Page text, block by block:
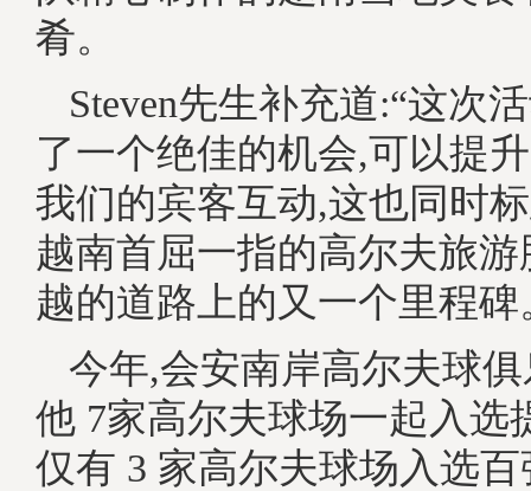
肴。
Steven先生补充道:“这次
了一个绝佳的机会,可以提
我们的宾客互动,这也同时
越南首屈一指的高尔夫旅
越的道路上的又一个里程碑
今年,会安南岸高尔夫球
他 7家高尔夫球场一起入选
仅有 3 家高尔夫球场入选